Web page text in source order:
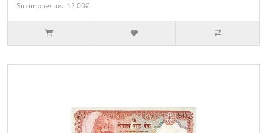
Sin impuestos: 12.00€